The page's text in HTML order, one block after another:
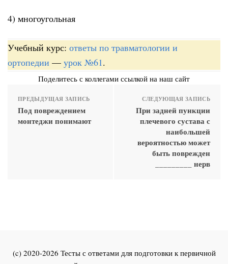
4) многоугольная
Учебный курс: ответы по травматологии и
ортопедии — урок №61.
Поделитесь с коллегами ссылкой на наш сайт
ПРЕДЫДУЩАЯ ЗАПИСЬ
Под повреждением
монтеджи понимают
СЛЕДУЮЩАЯ ЗАПИСЬ
При задней пункции
плечевого сустава с
наибольшей
вероятностью может
быть поврежден
_________ нерв
(c) 2020-2026 Тесты с ответами для подготовки к первичной